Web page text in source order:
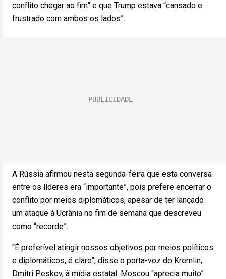
conflito chegar ao fim” e que Trump estava “cansado e
frustrado com ambos os lados”.
A Rússia afirmou nesta segunda-feira que esta conversa
entre os líderes era “importante”, pois prefere encerrar o
conflito por meios diplomáticos, apesar de ter lançado
um ataque à Ucrânia no fim de semana que descreveu
como “recorde”.
“É preferível atingir nossos objetivos por meios políticos
e diplomáticos, é claro”, disse o porta-voz do Kremlin,
Dmitri Peskov, à mídia estatal. Moscou “aprecia muito”